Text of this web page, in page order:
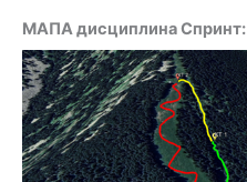
МАПА дисциплина Спринт: